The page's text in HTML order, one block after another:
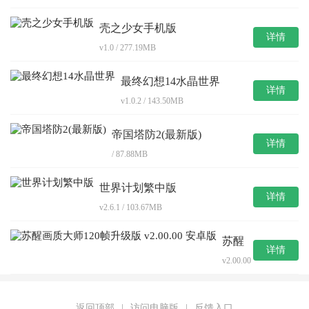
壳之少女手机版
v1.0 / 277.19MB
详情
最终幻想14水晶世界
v1.0.2 / 143.50MB
详情
帝国塔防2(最新版)
/ 87.88MB
详情
世界计划繁中版
v2.6.1 / 103.67MB
详情
苏醒
大师
版
v2.00.00
详情